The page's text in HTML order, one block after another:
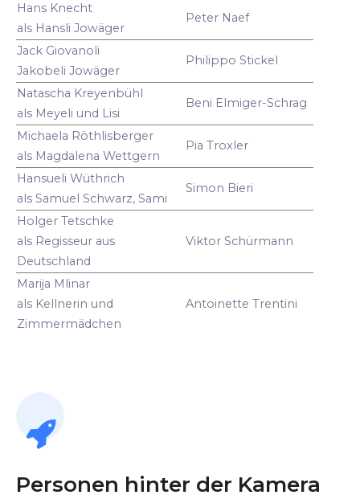
Hans Knecht
als Hansli Jowäger
Peter Naef
Jack Giovanoli
Jakobeli Jowäger
Philippo Stickel
Natascha Kreyenbühl
als Meyeli und Lisi
Beni Elmiger-Schrag
Michaela Röthlisberger
als Magdalena Wettgern
Pia Troxler
Hansueli Wüthrich
als Samuel Schwarz, Sami
Simon Bieri
Holger Tetschke
als Regisseur aus
Deutschland
Viktor Schürmann
Marija Mlinar
als Kellnerin und
Zimmermädchen
Antoinette Trentini
Personen hinter der Kamera